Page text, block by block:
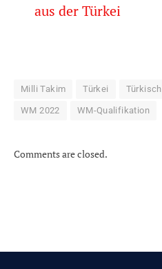
aus der Türkei
Milli Takim Türkei
WM 2022 WM-Qualifikation
Comments are closed.